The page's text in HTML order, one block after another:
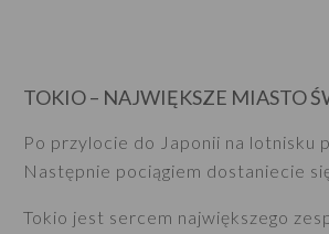
TOKIO – NAJWIĘKSZE MIASTO
Po przylocie do Japonii na lotnisku
Następnie pociągiem dostaniecie
Tokio jest sercem największego